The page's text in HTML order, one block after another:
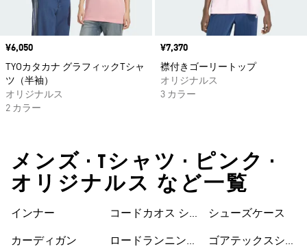
価格
¥6,050
TYOカタカナ グラフィックTシャ
ツ（半袖）
オリジナルス
2 カラー
価格
¥7,370
襟付きゴーリートップ
オリジナルス
3 カラー
メンズ • Tシャツ • ピンク •
オリジナルス など一覧
インナー
カーディガン
コードカオス シ
ロードランニング
シューズケース
ゴアテックスシュ